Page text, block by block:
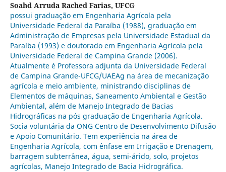
Soahd Arruda Rached Farias, UFCG
possui graduação em Engenharia Agrícola pela
Universidade Federal da Paraíba (1988), graduação em
Administração de Empresas pela Universidade Estadual da
Paraíba (1993) e doutorado em Engenharia Agrícola pela
Universidade Federal de Campina Grande (2006).
Atualmente é Professora adjunta da Universidade Federal
de Campina Grande-UFCG/UAEAg na área de mecanização
agrícola e meio ambiente, ministrando disciplinas de
Elementos de máquinas, Saneamento Ambiental e Gestão
Ambiental, além de Manejo Integrado de Bacias
Hidrográficas na pós graduação de Engenharia Agrícola.
Socia voluntária da ONG Centro de Desenvolvimento Difusão
e Apoio Comunitário. Tem experiência na área de
Engenharia Agrícola, com ênfase em Irrigação e Drenagem,
barragem subterrânea, água, semi-árido, solo, projetos
agrícolas, Manejo Integrado de Bacia Hidrográfica.